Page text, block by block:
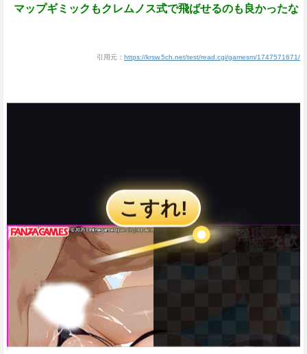
マップギミックもクレムノス式で飛ばせるのも良かったな
引用元： https://krsw.5ch.net/test/read.cgi/gamesm/1747571671/